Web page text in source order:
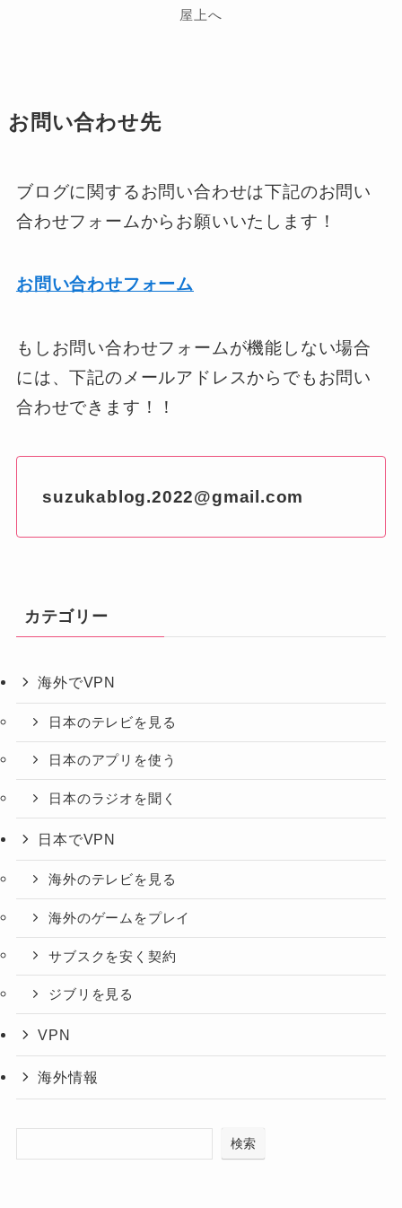
屋上へ
お問い合わせ先
ブログに関するお問い合わせは下記のお問い
合わせフォームからお願いいたします！
お問い合わせフォーム
もしお問い合わせフォームが機能しない場合
には、下記のメールアドレスからでもお問い
合わせできます！！
suzukablog.2022@gmail.com
カテゴリー
海外でVPN
日本のテレビを見る
日本のアプリを使う
日本のラジオを聞く
日本でVPN
海外のテレビを見る
海外のゲームをプレイ
サブスクを安く契約
ジブリを見る
VPN
海外情報
検索